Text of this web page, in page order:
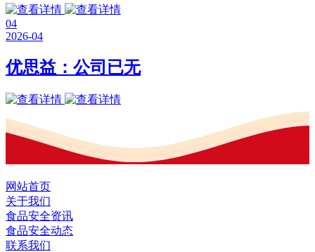
04
2026-04
优思益：公司已无
网站首页
关于我们
食品安全资讯
食品安全动态
联系我们